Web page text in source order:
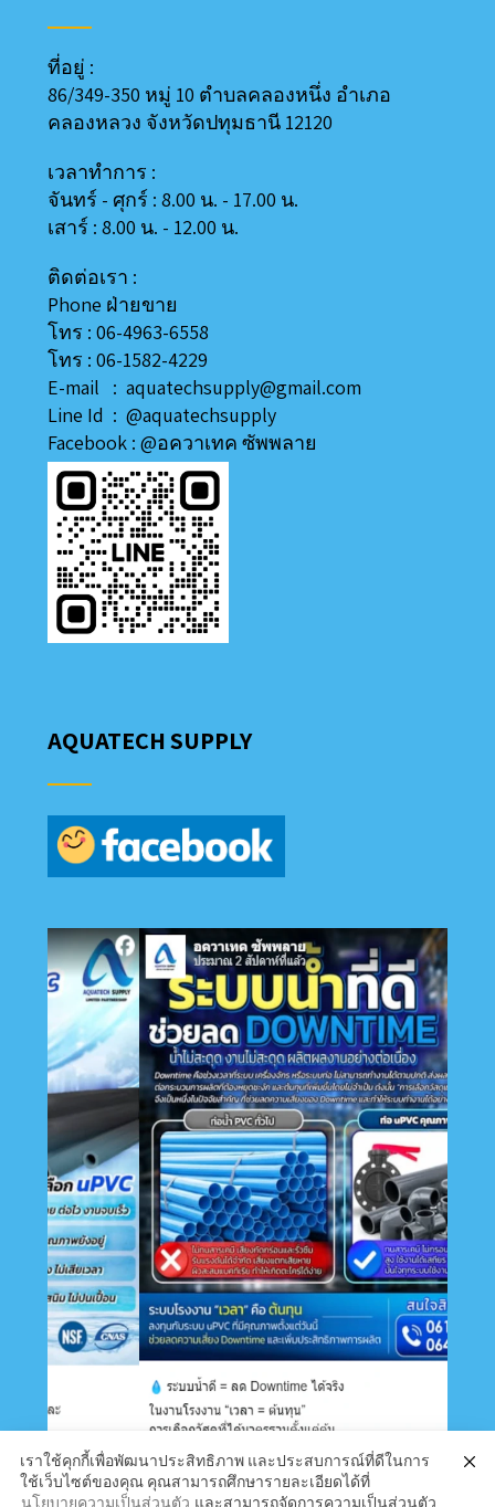
ที่อยู่ :
86/349-350 หมู่ 10 ตำบลคลองหนึ่ง อำเภอ
คลองหลวง จังหวัดปทุมธานี 12120
เวลาทำการ :
จันทร์ - ศุกร์ : 8.00 น. - 17.00 น.
เสาร์ : 8.00 น. - 12.00 น.
ติดต่อเรา :
Phone ฝ่ายขาย
โทร : 06-4963-6558
โทร : 06-1582-4229
E-mail : aquatechsupply@gmail.com
Line Id :@aquatechsupply
Facebook :@อควาเทค ซัพพลาย
AQUATECH SUPPLY
เราใช้คุกกี้เพื่อพัฒนาประสิทธิภาพ และประสบการณ์ที่ดีในการ
ใช้เว็บไซต์ของคุณ คุณสามารถศึกษารายละเอียดได้ที่
นโยบายความเป็นส่วนตัว และสามารถจัดการความเป็นส่วนตัว